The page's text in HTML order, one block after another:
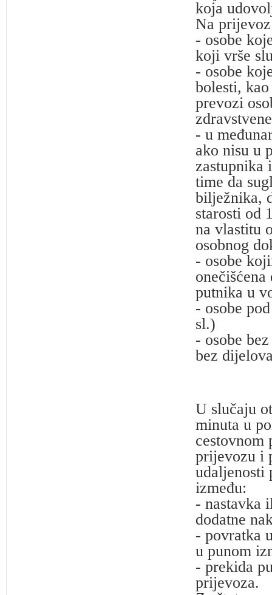
koja
Na
- osobe
koji vrše
- osobe
bolesti,
prevozi
- u
ako nisu u
zastupnika
time da
bilježnika,
starosti od
na vlastitu
osobnog
- osobe
putnika u
- osobe
sl.)
- osobe
bez
U slučaju
minuta u
cestovnom
prijevozu i
udaljenosti
između:
- nastavka
dodatne
- povratka
u punom
- prekida
prijevoza.